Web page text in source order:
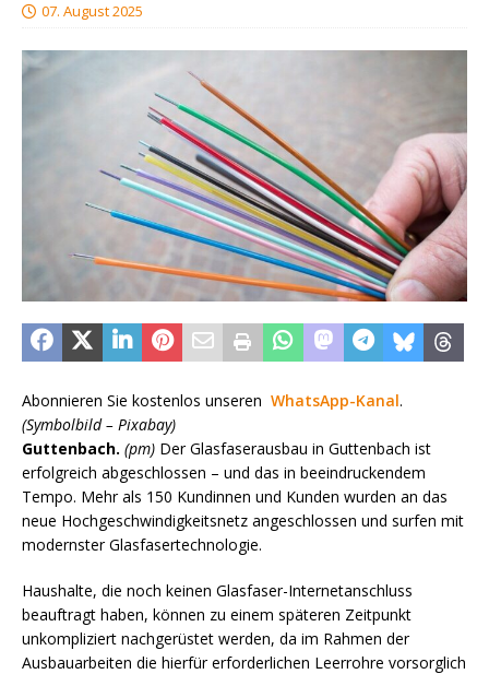
07. August 2025
Abonnieren Sie kostenlos unseren WhatsApp-Kanal.
(Symbolbild – Pixabay)
Guttenbach. (pm) Der Glasfaserausbau in Guttenbach ist
erfolgreich abgeschlossen – und das in beeindruckendem
Tempo. Mehr als 150 Kundinnen und Kunden wurden an das
neue Hochgeschwindigkeitsnetz angeschlossen und surfen mit
modernster Glasfasertechnologie.
Haushalte, die noch keinen Glasfaser-Internetanschluss
beauftragt haben, können zu einem späteren Zeitpunkt
unkompliziert nachgerüstet werden, da im Rahmen der
Ausbauarbeiten die hierfür erforderlichen Leerrohre vorsorglich